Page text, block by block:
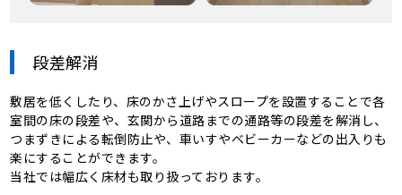
段差解消
敷居を低くしたり、床のかさ上げやスロープを設置することで各
室間の床の段差や、玄関から道路までの通路等の段差を解消し、
つまずきによる転倒防止や、車いすやベビーカーなどの出入りも
楽にすることができます。
当社では幅広く床材も取り扱っております。